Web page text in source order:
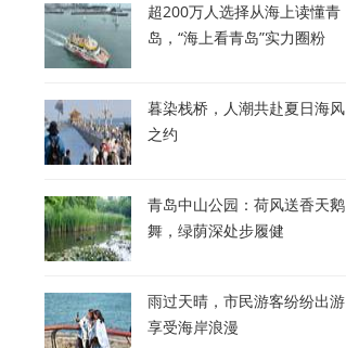
超200万人选择从海上读懂青
岛，“海上看青岛”实力圈粉
暮染栈桥，人潮共赴夏日海风
之约
青岛中山公园：荷风送香天鹅
舞，绿荫深处步履健
雨过天晴，市民游客纷纷出游
享受海岸浪漫